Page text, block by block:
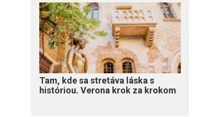
Tam, kde sa stretáva láska s
históriou. Verona krok za krokom